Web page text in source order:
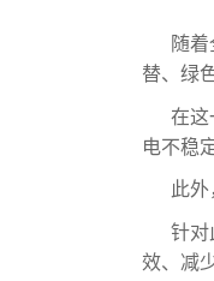
随着
替、绿
在这
电不稳
此外
针对
效、减